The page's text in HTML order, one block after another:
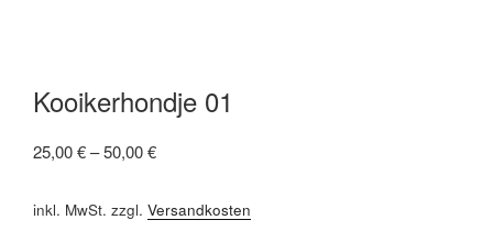
Kooikerhondje 01
25,00€–50,00€
inkl. MwSt. zzgl. Versandkosten